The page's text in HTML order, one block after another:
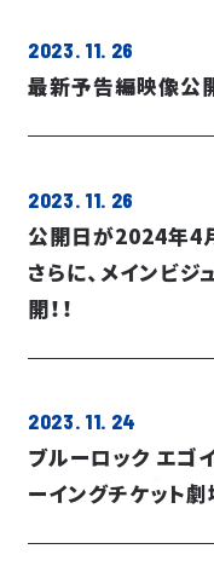
2023. 11. 26
最新予告編映像公
2023. 11. 26
公開日が2024年4
さらに、メインビ
開！！
2023. 11. 24
ブルーロック エゴ
ーイングチケット